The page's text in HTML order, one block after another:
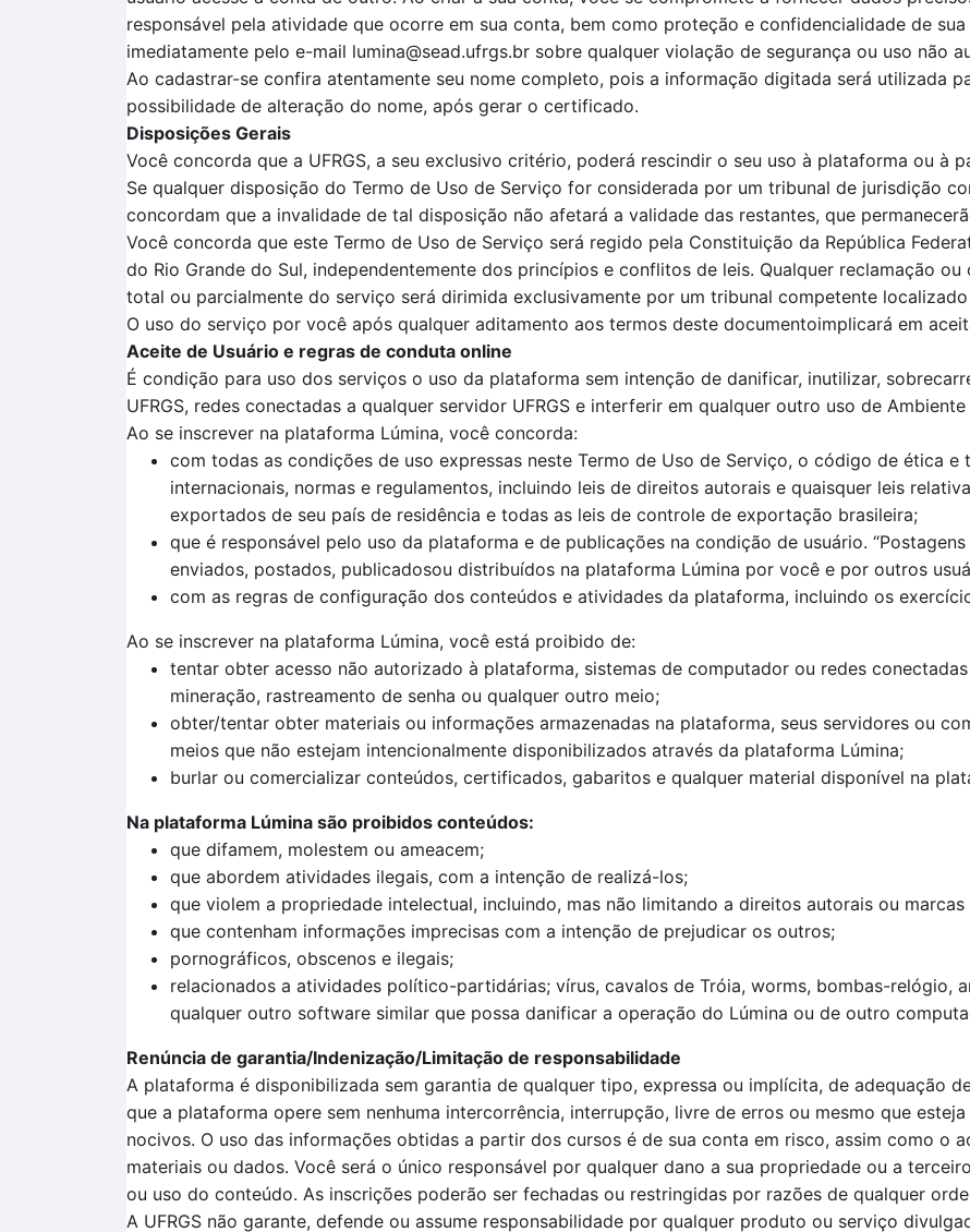
responsável pela atividade que ocorre em sua conta, bem como proteção e confidencialidade de sua
imediatamente pelo e-mail lumina@sead.ufrgs.br sobre qualquer violação de segurança ou uso não
Ao cadastrar-se confira atentamente seu nome completo, pois a informação digitada será utilizada
possibilidade de alteração do nome, após gerar o certificado.
Disposições Gerais
Você concorda que a UFRGS, a seu exclusivo critério, poderá rescindir o seu uso à plataforma ou à
Se qualquer disposição do Termo de Uso de Serviço for considerada por um tribunal de jurisdição
concordam que a invalidade de tal disposição não afetará a validade das restantes, que
Você concorda que este Termo de Uso de Serviço será regido pela Constituição da República
do Rio Grande do Sul, independentemente dos princípios e conflitos de leis. Qualquer reclamação
total ou parcialmente do serviço será dirimida exclusivamente por um tribunal competente
O uso do serviço por você após qualquer aditamento aos termos deste documentoimplicará em
Aceite de Usuário e regras de conduta online
É condição para uso dos serviços o uso da plataforma sem intenção de danificar, inutilizar,
UFRGS, redes conectadas a qualquer servidor UFRGS e interferir em qualquer outro uso de
Ao se inscrever na plataforma Lúmina, você concorda:
com todas as condições de uso expressas neste Termo de Uso de Serviço, o código de ética e
internacionais, normas e regulamentos, incluindo leis de direitos autorais e quaisquer leis
exportados de seu país de residência e todas as leis de controle de exportação brasileira;
que é responsável pelo uso da plataforma e de publicações na condição de usuário.
enviados, postados, publicadosou distribuídos na plataforma Lúmina por você e por outros
com as regras de configuração dos conteúdos e atividades da plataforma, incluindo os
Ao se inscrever na plataforma Lúmina, você está proibido de:
tentar obter acesso não autorizado à plataforma, sistemas de computador ou redes
mineração, rastreamento de senha ou qualquer outro meio;
obter/tentar obter materiais ou informações armazenadas na plataforma, seus servidores ou
meios que não estejam intencionalmente disponibilizados através da plataforma Lúmina;
burlar ou comercializar conteúdos, certificados, gabaritos e qualquer material disponível na
Na plataforma Lúmina são proibidos conteúdos:
que difamem, molestem ou ameacem;
que abordem atividades ilegais, com a intenção de realizá-los;
que violem a propriedade intelectual, incluindo, mas não limitando a direitos autorais ou marcas
que contenham informações imprecisas com a intenção de prejudicar os outros;
pornográficos, obscenos e ilegais;
relacionados a atividades político-partidárias; vírus, cavalos de Tróia, worms, bombas-relógio,
qualquer outro software similar que possa danificar a operação do Lúmina ou de outro
Renúncia de garantia/Indenização/Limitação de responsabilidade
A plataforma é disponibilizada sem garantia de qualquer tipo, expressa ou implícita, de adequação
que a plataforma opere sem nenhuma intercorrência, interrupção, livre de erros ou mesmo que
nocivos. O uso das informações obtidas a partir dos cursos é de sua conta em risco, assim como o
materiais ou dados. Você será o único responsável por qualquer dano a sua propriedade ou a
ou uso do conteúdo. As inscrições poderão ser fechadas ou restringidas por razões de qualquer
A UFRGS não garante, defende ou assume responsabilidade por qualquer produto ou serviço